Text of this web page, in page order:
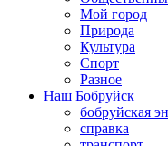
Мой город
Природа
Культура
Спорт
Разное
Наш Бобруйск
бобруйская
справка